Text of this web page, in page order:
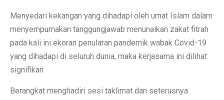
Menyedari kekangan yang dihadapi oleh umat Islam dalam
menyempurnakan tanggungjawab menunaikan zakat fitrah
pada kali ini ekoran penularan pandemik wabak Covid-19
yang dihadapi di seluruh dunia, maka kerjasama ini dilihat
signifikan
Berangkat menghadiri sesi taklimat dan seterusnya